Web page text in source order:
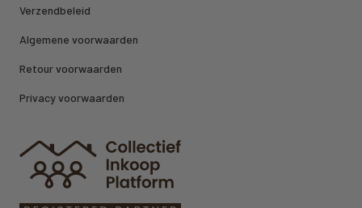
Verzendbeleid
Algemene voorwaarden
Retour voorwaarden
Privacy voorwaarden